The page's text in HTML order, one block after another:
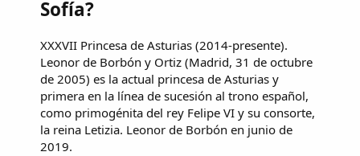
Sofía?
XXXVII Princesa de Asturias (2014-presente).
Leonor de Borbón y Ortiz (Madrid, 31 de octubre
de 2005) es la actual princesa de Asturias y
primera en la línea de sucesión al trono español,
como primogénita del rey Felipe VI y su consorte,
la reina Letizia. Leonor de Borbón en junio de
2019.